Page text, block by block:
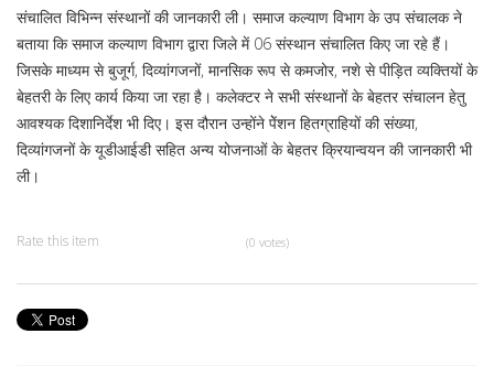
संचालित विभिन्न संस्थानों की जानकारी ली। समाज कल्याण विभाग के उप संचालक ने
बताया कि समाज कल्याण विभाग द्वारा जिले में 06 संस्थान संचालित किए जा रहे हैं।
जिसके माध्यम से बुजूर्ग, दिव्यांगजनों, मानसिक रूप से कमजोर, नशे से पीड़ित व्यक्तियों के
बेहतरी के लिए कार्य किया जा रहा है। कलेक्टर ने सभी संस्थानों के बेहतर संचालन हेतु
आवश्यक दिशानिर्देश भी दिए। इस दौरान उन्होंने पेेंशन हितग्राहियों की संख्या,
दिव्यांगजनों के यूडीआईडी सहित अन्य योजनाओं के बेहतर क्रियान्वयन की जानकारी भी
ली।
Rate this item (0 votes)